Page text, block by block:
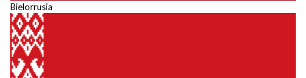
Bielorrusia